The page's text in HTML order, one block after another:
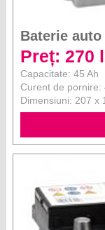
Baterie auto
Preț: 270
Capacitate: 45 Ah
Curent de pornire:
Dimensiuni: 207 x